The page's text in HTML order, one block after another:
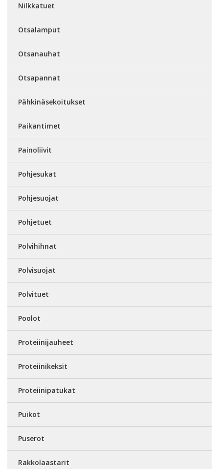
Nilkkatuet
Otsalamput
Otsanauhat
Otsapannat
Pähkinäsekoitukset
Paikantimet
Painoliivit
Pohjesukat
Pohjesuojat
Pohjetuet
Polvihihnat
Polvisuojat
Polvituet
Poolot
Proteiinijauheet
Proteiinikeksit
Proteiinipatukat
Puikot
Puserot
Rakkolaastarit